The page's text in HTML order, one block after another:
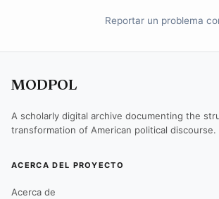
Reportar un problema
MODPOL
A scholarly digital archive documenting the
transformation of American political discourse.
ACERCA DEL PROYECTO
Acerca de